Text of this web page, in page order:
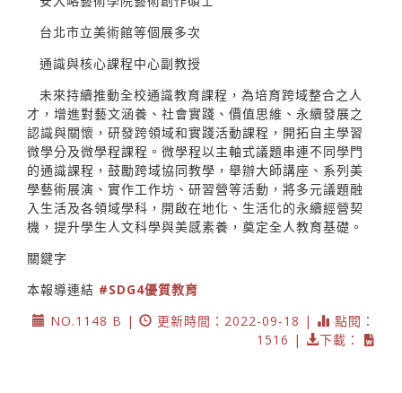
台北市立美術館等個展多次
通識與核心課程中心副教授
未來持續推動全校通識教育課程，為培育跨域整合之人
才，增進對藝文涵養、社會實踐、價值思維、永續發展之
認識與關懷，研發跨領域和實踐活動課程，開拓自主學習
微學分及微學程課程。微學程以主軸式議題串連不同學門
的通識課程，鼓勵跨域協同教學，舉辦大師講座、系列美
學藝術展演、實作工作坊、研習營等活動，將多元議題融
入生活及各領域學科，開啟在地化、生活化的永續經營契
機，提升學生人文科學與美感素養，奠定全人教育基礎。
關鍵字
本報導連結 #SDG4優質教育
NO.1148 B |
更新時間：2022-09-18 |
點閱：
1516 |
下載：